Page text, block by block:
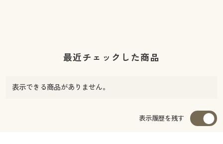
最近チェックした商品
表示できる商品がありません。
表示履歴を残す